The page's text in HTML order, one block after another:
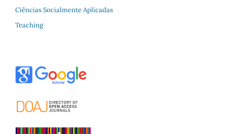
Ciências Socialmente Aplicadas
Teaching